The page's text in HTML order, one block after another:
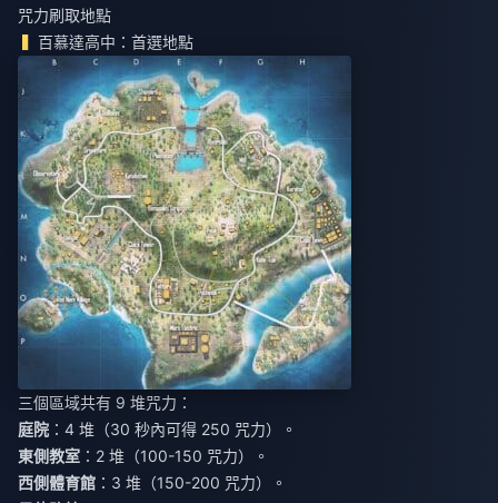
咒力刷取地點
百慕達高中：首選地點
三個區域共有 9 堆咒力：
庭院 ：4 堆（30 秒內可得 250 咒力）。
東側教室 ：2 堆（100-150 咒力）。
西側體育館 ：3 堆（150-200 咒力）。